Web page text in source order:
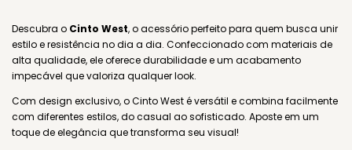
Descubra o Cinto West, o acessório perfeito para quem busca unir
estilo e resistência no dia a dia. Confeccionado com materiais de
alta qualidade, ele oferece durabilidade e um acabamento
impecável que valoriza qualquer look.
Com design exclusivo, o Cinto West é versátil e combina facilmente
com diferentes estilos, do casual ao sofisticado. Aposte em um
toque de elegância que transforma seu visual!